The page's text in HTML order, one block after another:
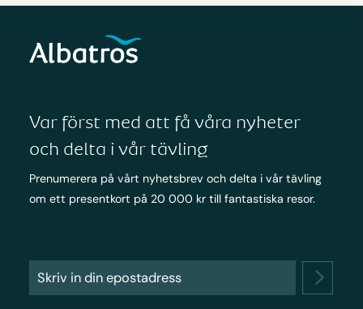
Var först med att få våra nyheter
och delta i vår tävling
Prenumerera på vårt nyhetsbrev och delta i vår tävling
om ett presentkort på 20 000 kr till fantastiska resor.